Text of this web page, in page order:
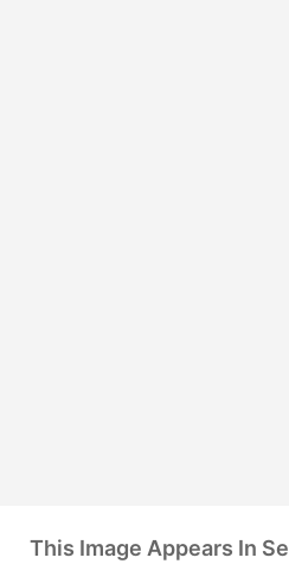
This Image Appears In